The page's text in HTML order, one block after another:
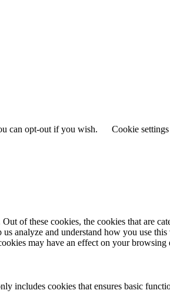
can opt-out if you wish. Cookie settings
of these cookies, the cookies that are
analyze and understand how you use
may have an effect on your browsing
includes cookies that ensures basic